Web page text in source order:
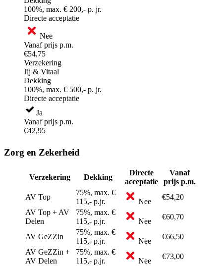
100%, max. € 200,- p. jr.
Directe acceptatie
Nee
Vanaf prijs p.m.
€54,75
Verzekering
Jij & Vitaal
Dekking
100%, max. € 500,- p. jr.
Directe acceptatie
Ja
Vanaf prijs p.m.
€42,95
Zorg en Zekerheid
Verzekering Dekking
Directe
acceptatie
Vanaf
prijs p.m.
AV Top
75%, max. €
115,- p.jr.
Nee
€54,20
AV Top + AV
Delen
75%, max. €
115,- p.jr.
Nee
€60,70
AV GeZZin
75%, max. €
115,- p.jr.
Nee
€66,50
AV GeZZin +
AV Delen
75%, max. €
115,- p.jr.
Nee
€73,00